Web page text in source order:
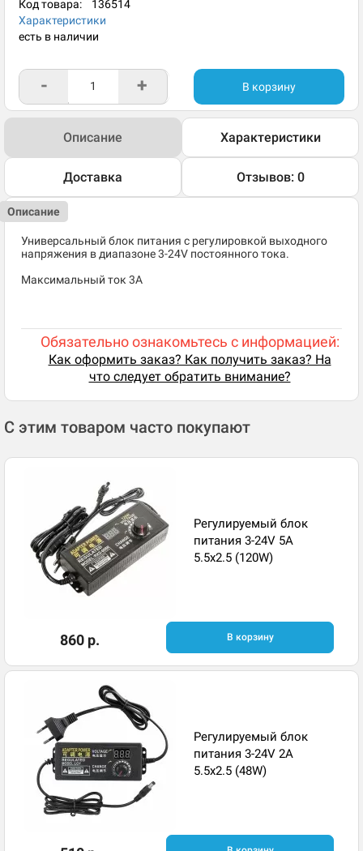
Код товара: 136514
Характеристики
есть в наличии
- + В корзину
Описание Характеристики
Доставка Отзывов: 0
Описание
Универсальный блок питания с регулировкой выходного
напряжения в диапазоне 3-24V постоянного тока.
Максимальный ток 3A
Обязательно ознакомьтесь с информацией:
Как оформить заказ? Как получить заказ? На
что следует обратить внимание?
С этим товаром часто покупают
Регулируемый блок
питания 3-24V 5A
5.5x2.5 (120W)
860 р. В корзину
Регулируемый блок
питания 3-24V 2A
5.5x2.5 (48W)